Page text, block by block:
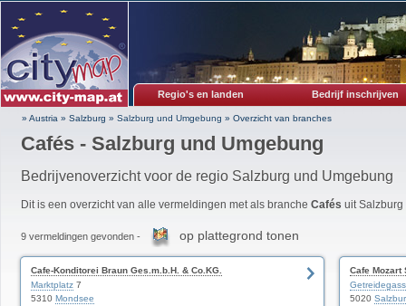
Regio's en landen Bedrijf inschrijven
» Austria » Salzburg » Salzburg und Umgebung » Overzicht van branches
Cafés - Salzburg und Umgebung
Bedrijvenoverzicht voor de regio Salzburg und Umgebung
Dit is een overzicht van alle vermeldingen met als branche Cafés uit
9 vermeldingen gevonden - op plattegrond tonen
Cafe-Konditorei Braun Ges.m.b.H. & Co.KG.
Marktplatz 7
5310 Mondsee
Cafe Mozart
5020